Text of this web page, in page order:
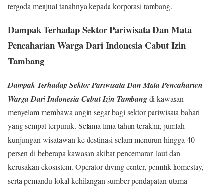
tergoda menjual tanahnya kepada korporasi tambang.
Dampak Terhadap Sektor Pariwisata Dan Mata
Pencaharian Warga DariIndonesia Cabut Izin
Tambang
Dampak Terhadap Sektor Pariwisata Dan Mata Pencaharian
Warga Dari Indonesia Cabut Izin Tambangdi kawasan
menyelam membawa angin segar bagi sektor pariwisata bahari
yang sempat terpuruk. Selama lima tahun terakhir, jumlah
kunjungan wisatawan ke destinasi selam menurun hingga 40
persen di beberapa kawasan akibat pencemaran laut dan
kerusakan ekosistem. Operator diving center, pemilik homestay,
serta pemandu lokal kehilangan sumber pendapatan utama